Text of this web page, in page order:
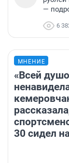
—
6
МНЕНИЕ
«Всей
30 сидел